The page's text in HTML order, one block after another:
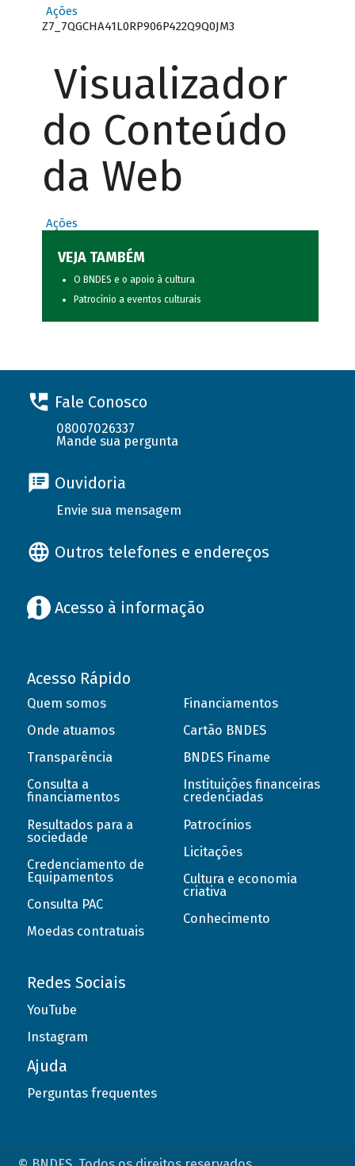
Ações
Z7_7QGCHA41L0RP906P422Q9Q0JM3
Visualizador
do Conteúdo
da Web
Ações
VEJA TAMBÉM
O BNDES e o apoio à cultura
Patrocínio a eventos culturais
Fale Conosco
08007026337
Mande sua pergunta
Ouvidoria
Envie sua mensagem
Outros telefones e endereços
Acesso à informação
Acesso Rápido
Quem somos
Onde atuamos
Transparência
Consulta a
financiamentos
Resultados para a
sociedade
Credenciamento de
Equipamentos
Consulta PAC
Moedas contratuais
Financiamentos
Cartão BNDES
BNDES Finame
Instituições financeiras
credenciadas
Patrocínios
Licitações
Cultura e economia
criativa
Conhecimento
Redes Sociais
YouTube
Instagram
Ajuda
Perguntas frequentes